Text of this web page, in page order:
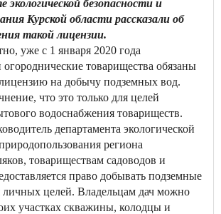
экологической безопасности и
Курской области рассказали об
такой лицензии.
уже с 1 января 2020 года
огороднические товарищества обязаны
на добычу подземных вод.
что это только для целей
водоснабжения товариществ.
департамента экологической
региона
товариществам садоводов и
право добывать подземные
личных целей. Владельцам дач можно
участках скважины, колодцы и